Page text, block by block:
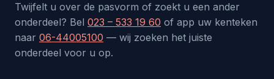
Twijfelt u over de pasvorm of zoekt u een ander
onderdeel? Bel 023 – 533 19 60 of app uw kenteken
naar 06-44005100 — wij zoeken het juiste
onderdeel voor u op.